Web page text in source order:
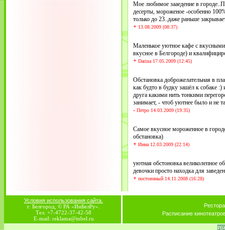
Мое любимое зааедение в
десерты, мороженое -особенно
только до 23..даже раньше
+ 13.08.2009 (08:37)
Маленькое уютное кафе с
вкусное в Белгороде) и
+ Darina 17.05.2009 (12:45)
Обстановка доброжелательная в
как будто в будку зашёл к собаке
друга какими нить тонкими
занимает, - чтоб уютнее было и не
- Петро 14.03.2009 (19:35)
Самое вкусное мороженное в
обстановка)
+ Инна 12.03.2009 (22:14)
уютная обстоновка великолепное
девочки просто находка для
+ постоянный 14.11.2008 (16:28)
Условия использования сайта.
г. Белгород, © РА «ИнБелРу».
Тел. +7-4722-37-42-58
E-mail: reklama@inbel.ru
Расписание